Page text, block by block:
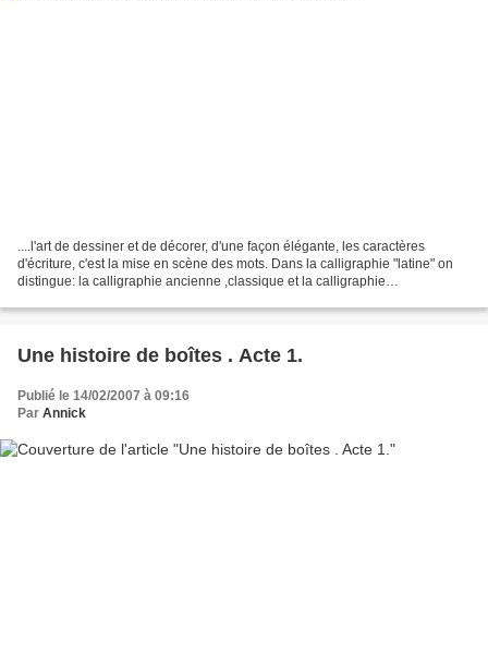
....l'art de dessiner et de décorer, d'une façon élégante, les caractères
d'écriture, c'est la mise en scène des mots. Dans la calligraphie "latine" on
distingue: la calligraphie ancienne ,classique et la calligraphie
Une histoire de boîtes . Acte 1.
Publié le 14/02/2007 à 09:16
Par Annick